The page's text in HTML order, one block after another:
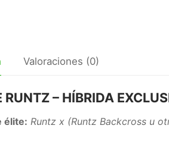
Valoraciones (0)
RUNTZ – HÍBRIDA
élite: Runtz x (Runtz Backcross u